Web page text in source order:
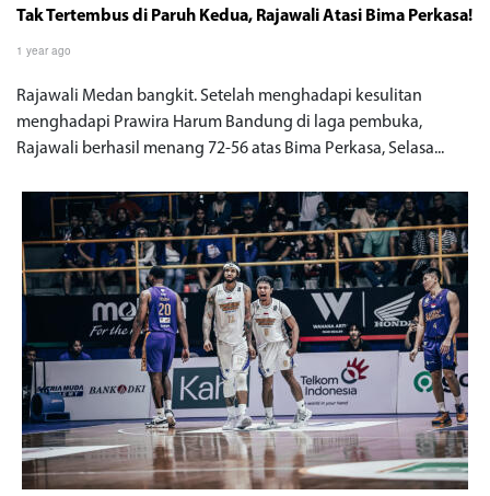
Tak Tertembus di Paruh Kedua, Rajawali Atasi Bima Perkasa!
1 year ago
Rajawali Medan bangkit. Setelah menghadapi kesulitan
menghadapi Prawira Harum Bandung di laga pembuka,
Rajawali berhasil menang 72-56 atas Bima Perkasa, Selasa...